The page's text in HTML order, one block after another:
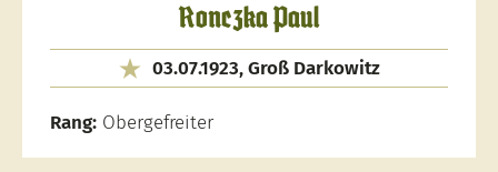
Ronczka Paul
03.07.1923, Groß Darkowitz
Rang: Obergefreiter